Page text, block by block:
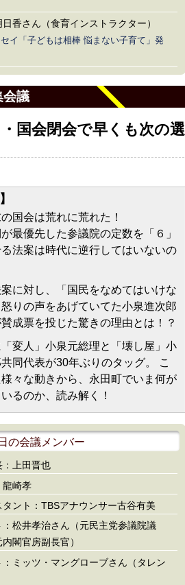
香さん（食育インストラクター）
イ「子どもは相棒 悩まない子育て」発
会議
国会閉会で早くも次の選
国会は荒れに荒れた！
最優先した参議院の定数を「６」
法案は時代に逆行してはいないの
に対し、「国民をなめてはいけな
りの声をあげていてた小泉進次郎
成票を投じた驚きの理由とは！？
「変人」小泉元総理と「壊し屋」小
同代表が30年ぶりのタッグ。 こ
様々な動きから、永田町でいま何が
るのか、読み解く！
の会議メンバー
：上田晋也
龍崎孝
タント：TBSアナウンサー古谷有美
：松井孝治さん（元民主党参議院議
内閣官房副長官）
：ミッツ・マングローブさん（タレン